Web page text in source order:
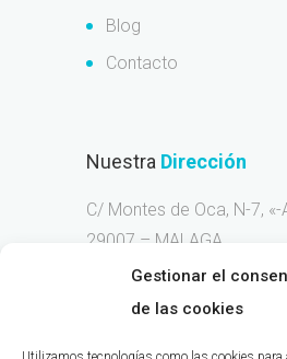
Gestionar el
de las cookies
Blog
Contacto
Nuestra Dirección
C/ Montes de Oca, N-7, «-
29007 – MALAGA